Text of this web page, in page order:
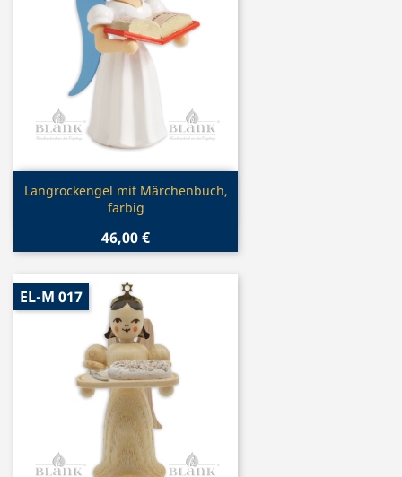
Vorschau
Langrockengel mit Märchenbuch,
farbig
46,00 €
EL-M 017